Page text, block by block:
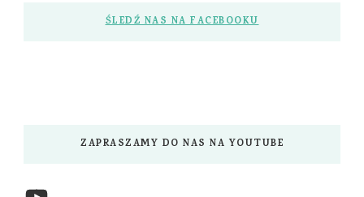
ŚLEDŹ NAS NA FACEBOOKU
ZAPRASZAMY DO NAS NA YOUTUBE
YouTube